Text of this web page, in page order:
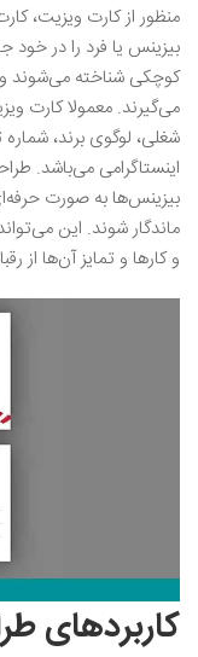
منظور از کارت ویزیت،
بیزینس یا فرد را در خود
کوچکی شناخته می‌شوند و
می‌گیرند. معمولا کارت
شغلی، لوگوی برند،
اینستاگرامی می‌باشد.
بیزینس‌ها به صورت
ماندگار شوند. این
و کارها و تمایز آن‌ها از
کاربردهای